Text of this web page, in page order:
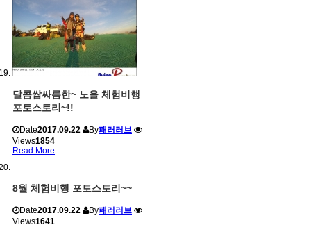
달콤쌉싸름한~ 노을 체험비행
포토스토리~!!
Date2017.09.22 By패러러브
Views1854
Read More
8월 체험비행 포토스토리~~
Date2017.09.22 By패러러브
Views1641